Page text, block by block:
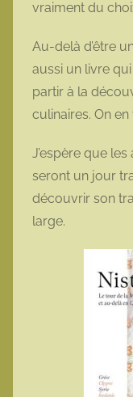
vraiment du
Au-delà d’être
aussi un livre
partir à la
culinaires. On
J’espère que
seront un jour
découvrir son
large.